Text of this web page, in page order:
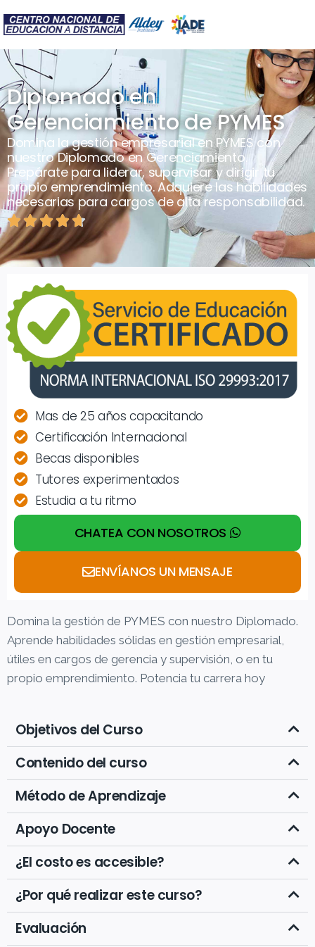
Diplomado en
Gerenciamiento de PYMES
Domina la gestión empresarial en PYMES con
nuestro Diplomado en Gerenciamiento.
Prepárate para liderar, supervisar y dirigir tu
propio emprendimiento. Adquiere las habilidades
necesarias para cargos de alta responsabilidad.

Domina la gestión de PYMES con nuestro Diplomado.
Aprende habilidades sólidas en gestión empresarial,
útiles en cargos de gerencia y supervisión, o en tu
propio emprendimiento. Potencia tu carrera hoy
Objetivos del Curso
Contenido del curso
Método de Aprendizaje
Apoyo Docente
¿El costo es accesible?
¿Por qué realizar este curso?
Evaluación
Mas de 25 años capacitando
Certificación Internacional
Becas disponibles
Tutores experimentados
Estudia a tu ritmo
CHATEA CON NOSOTROS
ENVÍANOS UN MENSAJE